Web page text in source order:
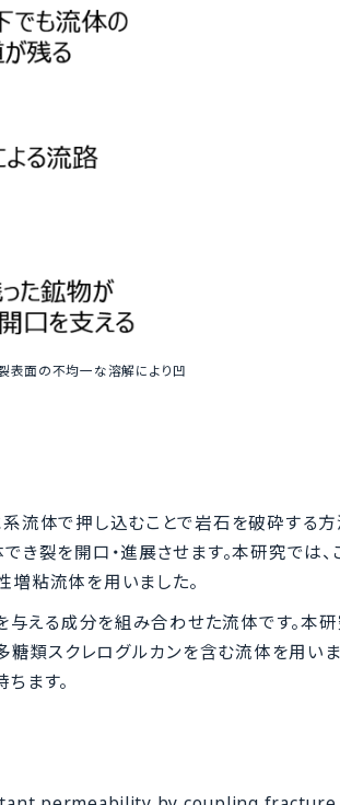
表面の不均一な溶解により凹
流体で押し込むことで岩石を破砕する方
裂を開口・進展させます。本研究では、
粘流体を用いました。
える成分を組み合わせた流体です。本
糖類スクレログルカンを含む流体を用い
ます。